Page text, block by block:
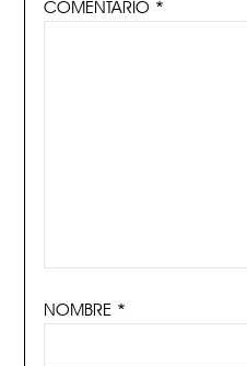
COMENTARIO *
NOMBRE *